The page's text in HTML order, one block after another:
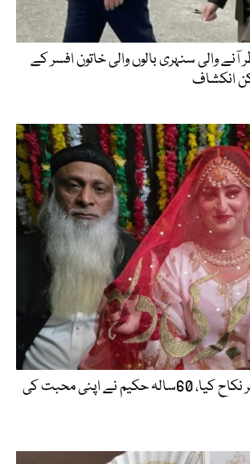
والی سنہری بالوں والی خاتون افسر کے
انکشاف
پہلے پیار ہوا اور پھر نکاح کیا، 60سالہ حکیم نے اپنی محبت کی